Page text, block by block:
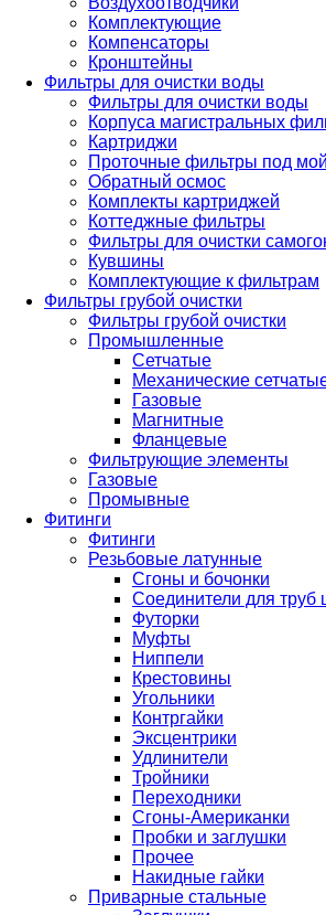
Комплектующие
Компенсаторы
Кронштейны
Фильтры для очистки воды
Фильтры для очистки воды
Корпуса магистральных
Картриджи
Проточные фильтры под
Обратный осмос
Комплекты картриджей
Коттеджные фильтры
Фильтры для очистки
Кувшины
Комплектующие к фильтрам
Фильтры грубой очистки
Фильтры грубой очистки
Промышленные
Сетчатые
Механические
Газовые
Магнитные
Фланцевые
Фильтрующие элементы
Газовые
Промывные
Фитинги
Фитинги
Резьбовые латунные
Сгоны и бочонки
Соединители для труб
Футорки
Муфты
Ниппели
Крестовины
Угольники
Контргайки
Эксцентрики
Удлинители
Тройники
Переходники
Сгоны-Американки
Пробки и заглушки
Прочее
Накидные гайки
Приварные стальные